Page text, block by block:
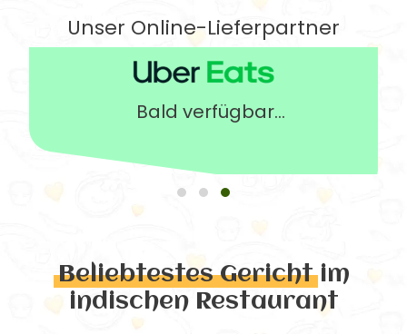
Unser Online-Lieferpartner
Bald verfügbar...
Beliebtestes Gerichtim
indischen Restaurant